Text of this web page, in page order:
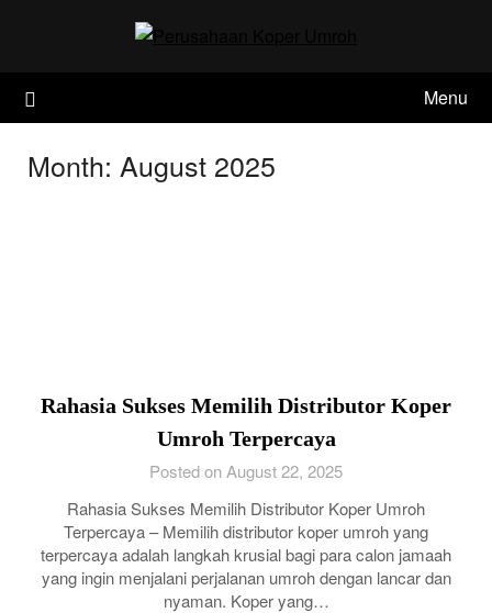
Menu
Month: August 2025
Rahasia Sukses Memilih Distributor Koper
Umroh Terpercaya
Posted on August 22, 2025
Rahasia Sukses Memilih Distributor Koper Umroh
Terpercaya – Memilih distributor koper umroh yang
terpercaya adalah langkah krusial bagi para calon jamaah
yang ingin menjalani perjalanan umroh dengan lancar dan
nyaman. Koper yang…